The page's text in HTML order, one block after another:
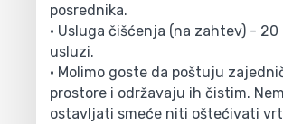
posrednika.
• Usluga čišćenja (na zahtev) - 20
usluzi.
• Molimo goste da poštuju
prostore i održavaju ih čistim.
ostavljati smeće niti oštećivati